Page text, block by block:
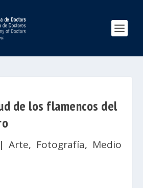
de los flamencos del
Arte, Fotografía, Medio